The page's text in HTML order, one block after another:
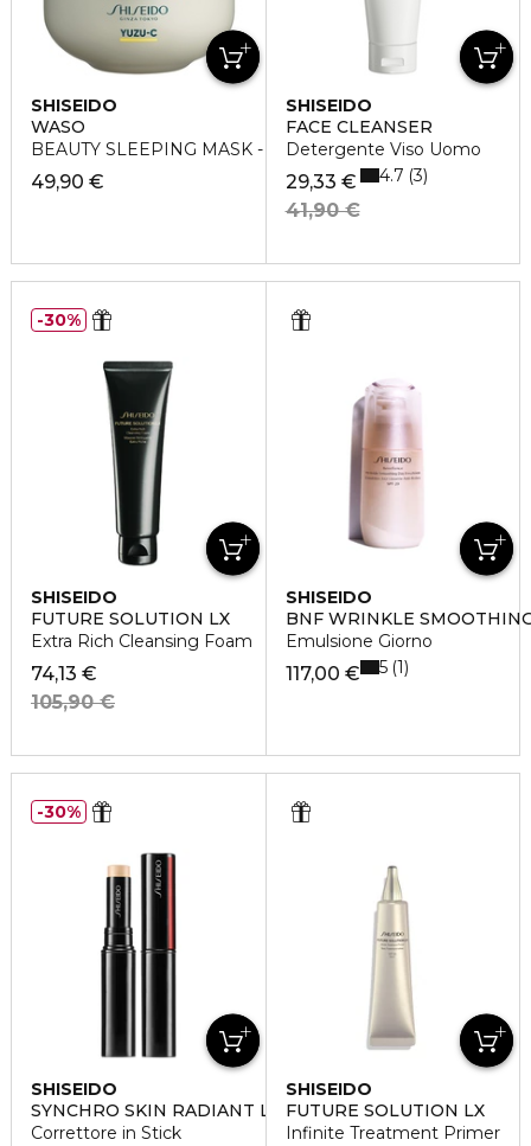
SHISEIDO
WASO
BEAUTY SLEEPING MASK - Maschera notte
49,90 €
SHISEIDO
FACE CLEANSER
Detergente Viso Uomo
29,33 €
41,90 €
4.7 3
SHISEIDO
FUTURE SOLUTION LX
Extra Rich Cleansing Foam
74,13 €
105,90 €
30%
SHISEIDO
BNF WRINKLE
Emulsione Giorno
117,00 € 5 1
SHISEIDO
SYNCHRO SKIN RADIANT LIFTING
Correttore in Stick
30%
SHISEIDO
FUTURE SOLUTION LX
Infinite Treatment Primer